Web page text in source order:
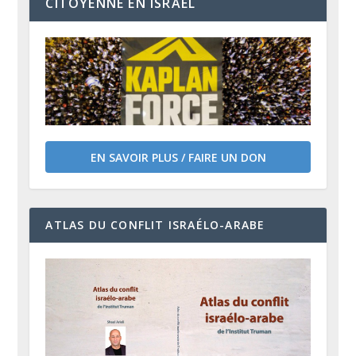
EN SAVOIR PLUS / FAIRE UN DON
ATLAS DU CONFLIT ISRAÉLO-ARABE